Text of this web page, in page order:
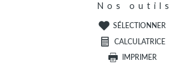
Nos outils
SÉLECTIONNER
CALCULATRICE
IMPRIMER